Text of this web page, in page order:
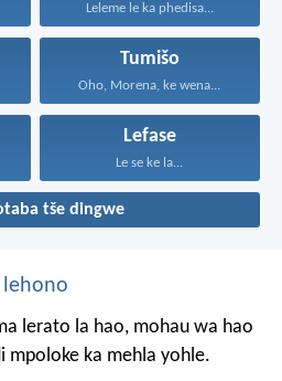
Leleme le ka phedisa...
Tumišo
Oho, Morena, ke wena...
Lefase
Le se ke la...
tše dingwe
lehono
lerato la hao, mohau wa hao
mpoloke ka mehla yohle.